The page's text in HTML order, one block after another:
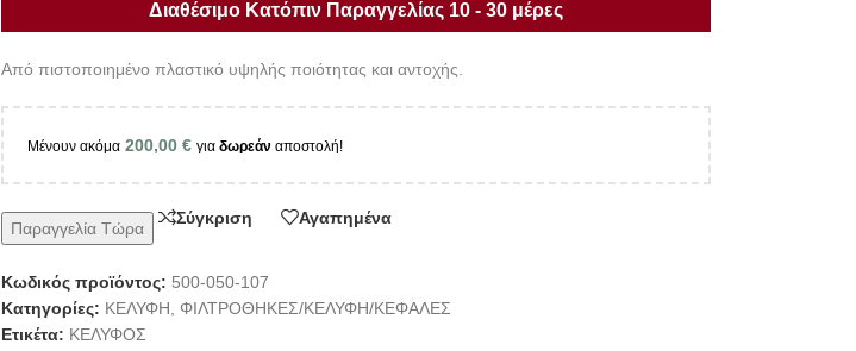
Διαθέσιμο Κατόπιν Παραγγελίας 10 - 30 μέρες
Από πιστοποιημένο πλαστικό υψηλής ποιότητας και αντοχής.
Μένουν ακόμα 200,00 € γιαδωρεάν αποστολή!
Παραγγελία Τώρα
Σύγκριση Αγαπημένα
Κωδικός προϊόντος: 500-050-107
Κατηγορίες: ΚΕΛΥΦΗ
ΦΙΛΤΡΟΘΗΚΕΣ/ΚΕΛΥΦΗ/ΚΕΦΑΛΕΣ
Ετικέτα: ΚΕΛΥΦΟΣ